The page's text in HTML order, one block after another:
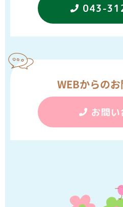
043-
WEBからの
お問い